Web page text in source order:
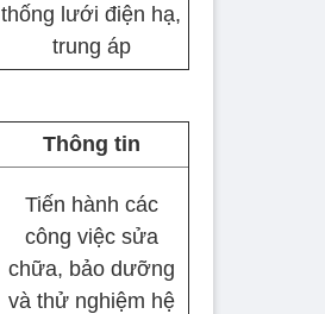
thống lưới điện hạ,
trung áp
Thông tin
Tiến hành các
công việc sửa
chữa, bảo dưỡng
và thử nghiệm hệ